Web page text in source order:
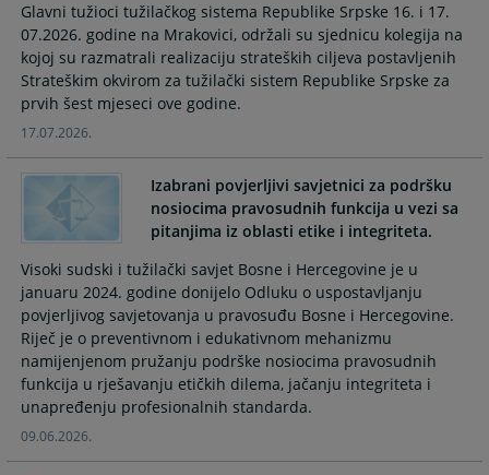
the
calendar
and
select
a
date.
Press
question
mark
key
to
get
the
keyboard
shortcuts
for
changing
the
calendar
and
select
a
Press
the
question
mark
key
to
get
the
keyboard
shortcuts
for
Glavni tužioci tužilačkog sistema Republike Srpske 16. i 17.
07.2026. godine na Mrakovici, održali su sjednicu kolegija na
kojoj su razmatrali realizaciju strateških ciljeva postavljenih
Strateškim okvirom za tužilački sistem Republike Srpske za
prvih šest mjeseci ove godine.
17.07.2026.
Izabrani povjerljivi savjetnici za podršku
nosiocima pravosudnih funkcija u vezi sa
pitanjima iz oblasti etike i integriteta.
Visoki sudski i tužilački savjet Bosne i Hercegovine je u
januaru 2024. godine donijelo Odluku o uspostavljanju
povjerljivog savjetovanja u pravosuđu Bosne i Hercegovine.
Riječ je o preventivnom i edukativnom mehanizmu
namijenjenom pružanju podrške nosiocima pravosudnih
funkcija u rješavanju etičkih dilema, jačanju integriteta i
unapređenju profesionalnih standarda.
09.06.2026.